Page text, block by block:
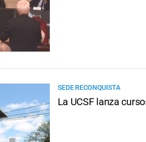
SEDE RECONQUISTA
La UCSF lanza